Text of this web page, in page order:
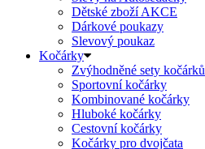
Dětské zboží AKCE
Dárkové poukazy
Slevový poukaz
Kočárky
Zvýhodněné sety kočárků
Sportovní kočárky
Kombinované kočárky
Hluboké kočárky
Cestovní kočárky
Kočárky pro dvojčata